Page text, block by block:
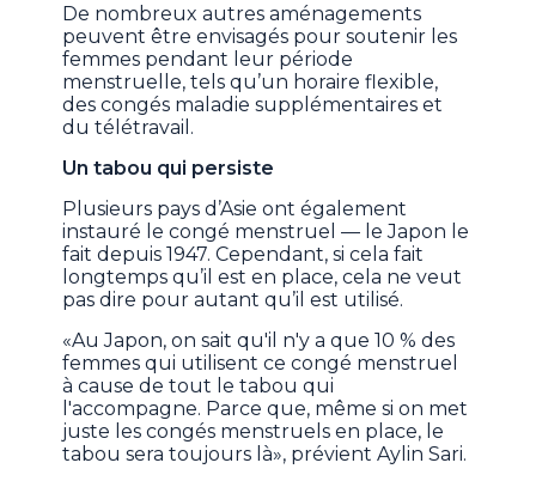
De nombreux autres aménagements
peuvent être envisagés pour soutenir les
femmes pendant leur période
menstruelle, tels qu’un horaire flexible,
des congés maladie supplémentaires et
du télétravail.
Un tabou qui persiste
Plusieurs pays d’Asie ont également
instauré le congé menstruel — le Japon le
fait depuis 1947. Cependant, si cela fait
longtemps qu’il est en place, cela ne veut
pas dire pour autant qu’il est utilisé.
«Au Japon, on sait qu'il n'y a que 10 % des
femmes qui utilisent ce congé menstruel
à cause de tout le tabou qui
l'accompagne. Parce que, même si on met
juste les congés menstruels en place, le
tabou sera toujours là», prévient Aylin Sari.